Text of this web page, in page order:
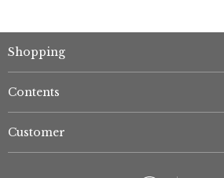
Shopping
Contents
Customer